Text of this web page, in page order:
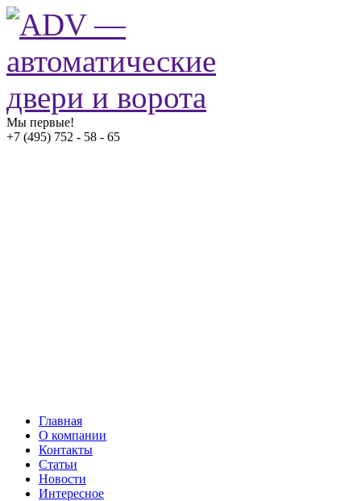
Мы первые!
+7 (495) 752 - 58 - 65
Главная
О компании
Контакты
Статьи
Новости
Интересное